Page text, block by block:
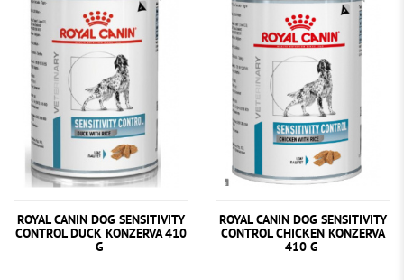
ROYAL CANIN DOG SENSITIVITY
CONTROL DUCK KONZERVA 410
G
ROYAL CANIN DOG SENSITIVITY
CONTROL CHICKEN KONZERVA
410 G